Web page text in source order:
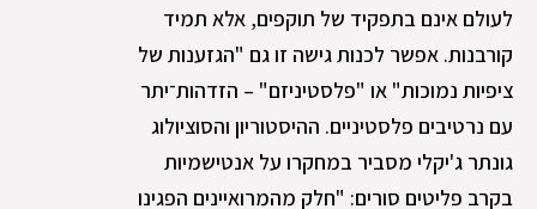
לעולם אינם בתפקיד של תוקפים, אלא תמיד
קורבנות. אפשר לכנות גישה זו גם "הגזענות של
ציפיות נמוכות" או "פלסטיניזם" – הזדהות־יתר
עם נרטיבים פלסטיניים. ההיסטוריון והסוציולוג
גונתר ג'יקלי מסביר במחקרו על אנטישמיות
בקרב פליטים סורים: "חלק מהמרואיינים הפגינו